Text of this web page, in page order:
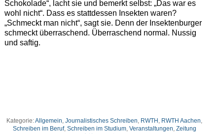
Schokolade“, lacht sie und bemerkt selbst: „Das war es
wohl nicht“. Dass es stattdessen Insekten waren?
„Schmeckt man nicht“, sagt sie. Denn der Insektenburger
schmeckt überraschend. Überraschend normal. Nussig
und saftig.
Kategorie:Allgemein,Journalistisches Schreiben, RWTH , RWTH Aachen,
Schreiben im Beruf, Schreiben im Studium, Veranstaltungen, Zeitung